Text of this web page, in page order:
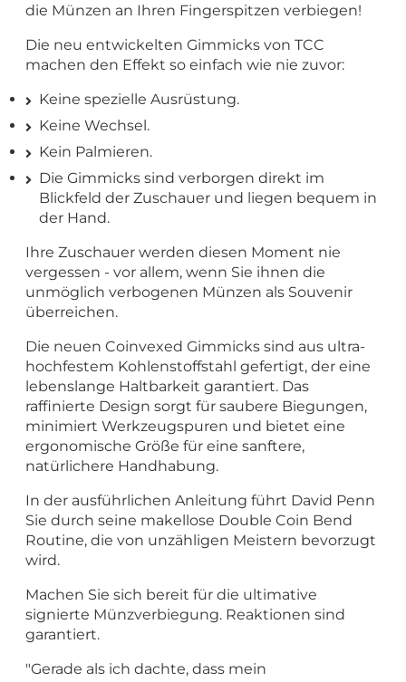
die Münzen an Ihren Fingerspitzen verbiegen!
Die neu entwickelten Gimmicks von TCC
machen den Effekt so einfach wie nie zuvor:
Keine spezielle Ausrüstung.
Keine Wechsel.
Kein Palmieren.
Die Gimmicks sind verborgen direkt im
Blickfeld der Zuschauer und liegen bequem in
der Hand.
Ihre Zuschauer werden diesen Moment nie
vergessen - vor allem, wenn Sie ihnen die
unmöglich verbogenen Münzen als Souvenir
überreichen.
Die neuen Coinvexed Gimmicks sind aus ultra-
hochfestem Kohlenstoffstahl gefertigt, der eine
lebenslange Haltbarkeit garantiert. Das
raffinierte Design sorgt für saubere Biegungen,
minimiert Werkzeugspuren und bietet eine
ergonomische Größe für eine sanftere,
natürlichere Handhabung.
In der ausführlichen Anleitung führt David Penn
Sie durch seine makellose Double Coin Bend
Routine, die von unzähligen Meistern bevorzugt
wird.
Machen Sie sich bereit für die ultimative
signierte Münzverbiegung. Reaktionen sind
garantiert.
"Gerade als ich dachte, dass mein